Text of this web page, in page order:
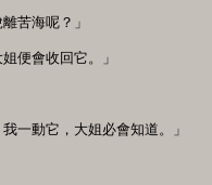
苦海呢？」
便會收回它。」
動它，大姐必會知道。」